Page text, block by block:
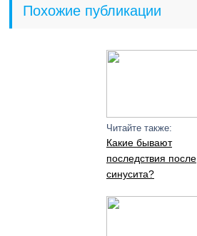
Похожие публикации
Читайте также:
Какие бывают
последствия после
синусита?